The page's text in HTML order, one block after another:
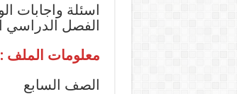
اسئلة واجابات
الفصل الدراسي
معلومات الملف :
الصف السابع